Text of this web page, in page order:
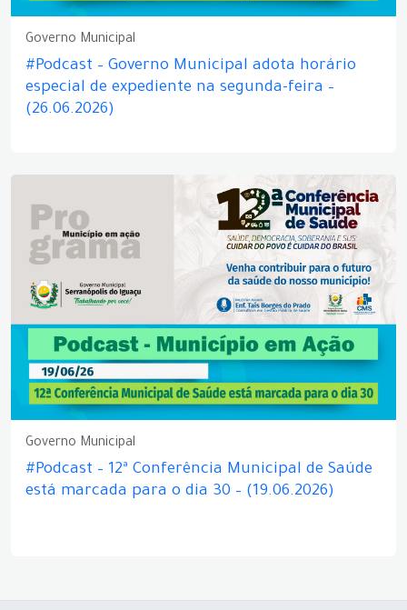
Governo Municipal
#Podcast – Governo Municipal adota horário
especial de expediente na segunda-feira –
(26.06.2026)
Governo Municipal
#Podcast – 12ª Conferência Municipal de Saúde
está marcada para o dia 30 – (19.06.2026)